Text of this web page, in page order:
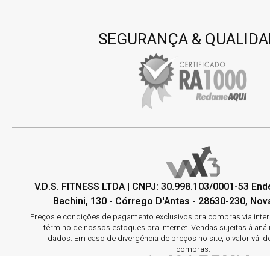
SEGURANÇA &
V.D.S. FITNESS LTDA | CNPJ: 30.998.103/0001-53
Bachini, 130 - Córrego D'Antas - 28630-230,
Preços e condições de pagamento exclusivos pra compras via
término de nossos estoques pra internet. Vendas sujeitas à
dados. Em caso de divergência de preços no site, o valor
compras.